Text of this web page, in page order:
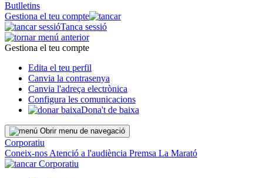
Butlletins
Gestiona el teu compte
Tanca sessió
Gestiona el teu compte
Edita el teu perfil
Canvia la contrasenya
Canvia l'adreça electrònica
Configura les comunicacions
Dona't de baixa
Obrir menu de navegació
Corporatiu
Coneix-nos Atenció a l'audiència Premsa La Marató
Corporatiu